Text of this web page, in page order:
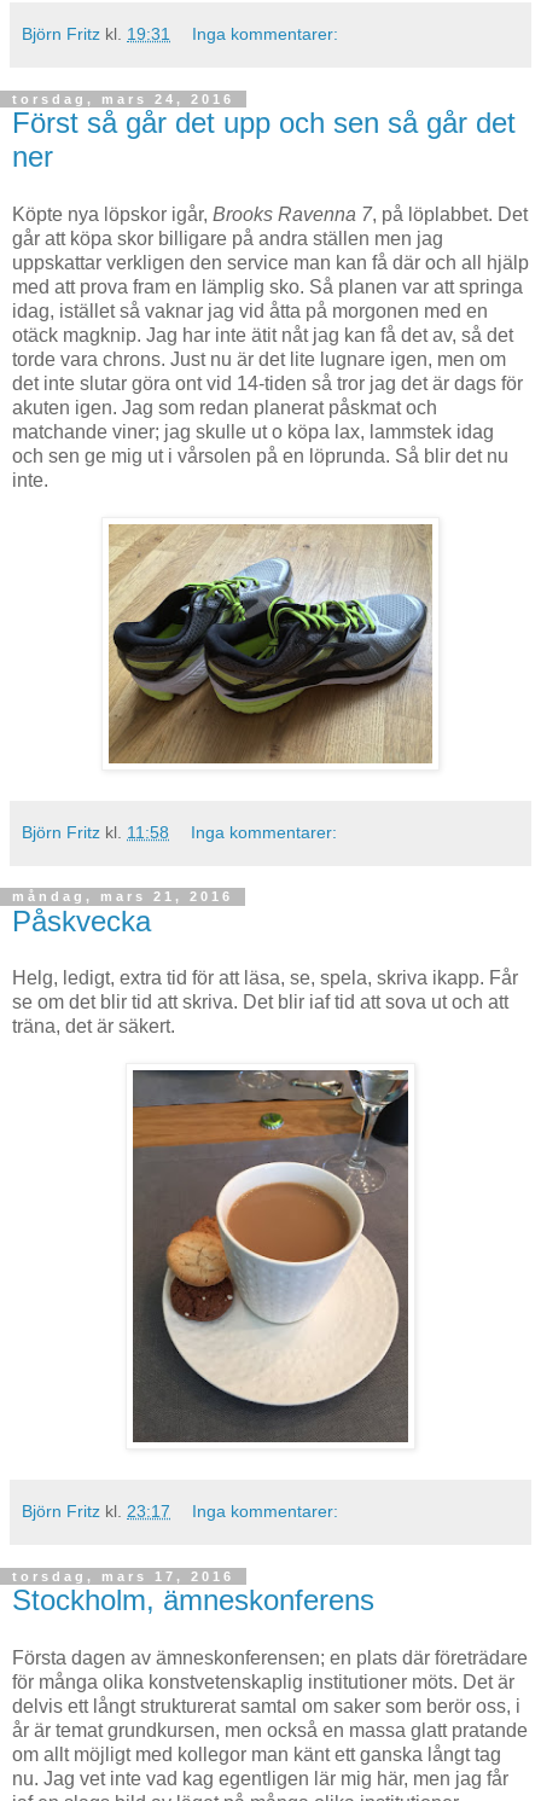
Björn Fritz kl. 19:31 Inga kommentarer:
torsdag, mars 24, 2016
Först så går det upp och sen så går det
ner
Köpte nya löpskor igår, Brooks Ravenna 7, på löplabbet. Det
går att köpa skor billigare på andra ställen men jag
uppskattar verkligen den service man kan få där och all hjälp
med att prova fram en lämplig sko. Så planen var att springa
idag, istället så vaknar jag vid åtta på morgonen med en
otäck magknip. Jag har inte ätit nåt jag kan få det av, så det
torde vara chrons. Just nu är det lite lugnare igen, men om
det inte slutar göra ont vid 14-tiden så tror jag det är dags för
akuten igen. Jag som redan planerat påskmat och
matchande viner; jag skulle ut o köpa lax, lammstek idag
och sen ge mig ut i vårsolen på en löprunda. Så blir det nu
inte.
Björn Fritz kl. 11:58 Inga kommentarer:
måndag, mars 21, 2016
Påskvecka
Helg, ledigt, extra tid för att läsa, se, spela, skriva ikapp. Får
se om det blir tid att skriva. Det blir iaf tid att sova ut och att
träna, det är säkert.
Björn Fritz kl. 23:17 Inga kommentarer:
torsdag, mars 17, 2016
Stockholm, ämneskonferens
Första dagen av ämneskonferensen; en plats där företrädare
för många olika konstvetenskaplig institutioner möts. Det är
delvis ett långt strukturerat samtal om saker som berör oss, i
år är temat grundkursen, men också en massa glatt pratande
om allt möjligt med kollegor man känt ett ganska långt tag
nu. Jag vet inte vad kag egentligen lär mig här, men jag får